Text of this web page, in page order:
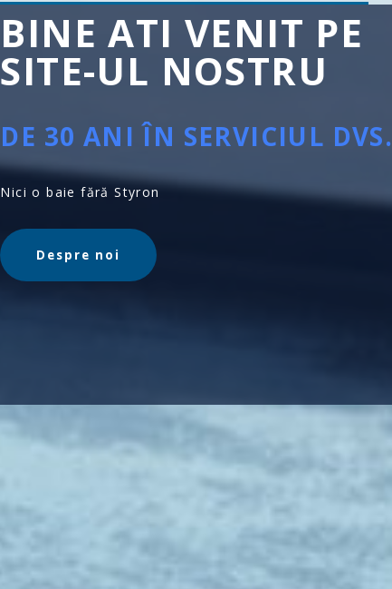
BINE ATI VENIT PE
SITE-UL NOSTRU
DE 30 ANI ÎN SERVICIUL DVS.
Nici o baie fără Styron
Despre noi